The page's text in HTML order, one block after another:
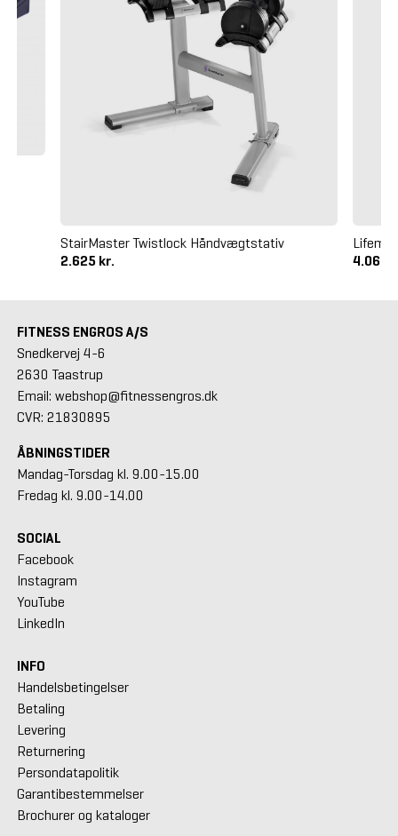
StairMaster Twistlock Håndvægtstativ
2.625 kr.
4.065
FITNESS ENGROS A/S
Snedkervej 4-6
2630 Taastrup
Email: webshop@fitnessengros.dk
CVR: 21830895
ÅBNINGSTIDER
Mandag-Torsdag kl. 9.00-15.00
Fredag kl. 9.00-14.00
SOCIAL
Facebook
Instagram
YouTube
LinkedIn
INFO
Handelsbetingelser
Betaling
Levering
Returnering
Persondatapolitik
Garantibestemmelser
Brochurer og kataloger